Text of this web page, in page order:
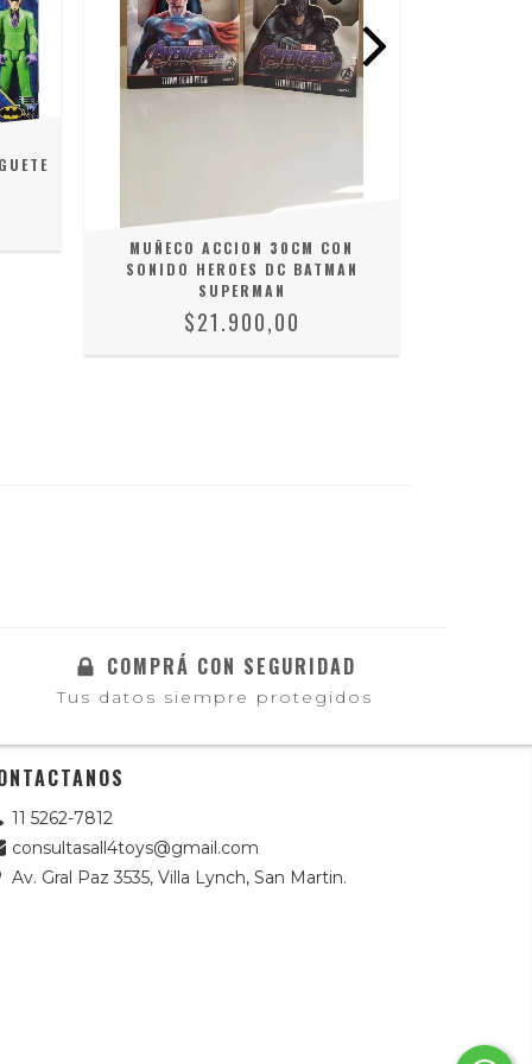
MUÑECO ACCION 30CM CON
SONIDO HEROES DC BATMAN
SUPERMAN
$21.900,00
COMPRÁ CON SEGURIDAD
Tus datos siempre protegidos
11 5262-7812
consultasall4toys@gmail.com
Av. Gral Paz 3535, Villa Lynch, San Martin.